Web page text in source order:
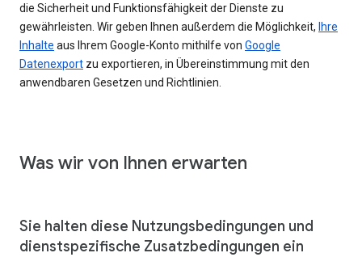
die Sicherheit und Funktionsfähigkeit der Dienste zu
gewährleisten. Wir geben Ihnen außerdem die Möglichkeit, Ihre
Inhalte aus Ihrem Google-Konto mithilfe von Google
Datenexport zu exportieren, in Übereinstimmung mit den
anwendbaren Gesetzen und Richtlinien.
Was wir von Ihnen erwarten
Sie halten diese Nutzungsbedingungen und
dienstspezifische Zusatzbedingungen ein